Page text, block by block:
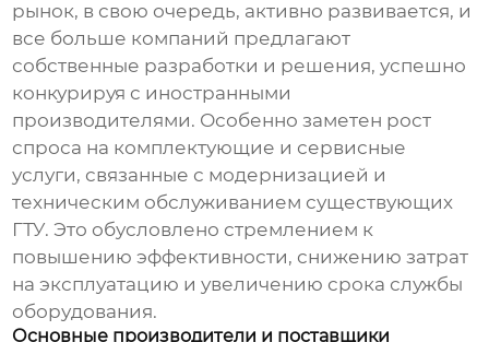
рынок, в свою очередь, активно развивается, и
все больше компаний предлагают
собственные разработки и решения, успешно
конкурируя с иностранными
производителями. Особенно заметен рост
спроса на комплектующие и сервисные
услуги, связанные с модернизацией и
техническим обслуживанием существующих
ГТУ. Это обусловлено стремлением к
повышению эффективности, снижению затрат
на эксплуатацию и увеличению срока службы
оборудования.
Основные производители и поставщики